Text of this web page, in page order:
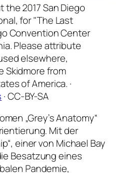
the 2017 San Diego
for "The Last
Convention Center
Please attribute
elsewhere,
Skidmore from
of America. ·
· CC-BY-SA
„Grey’s Anatomy“
Mit der
einer von Michael Bay
Besatzung eines
Pandemie,